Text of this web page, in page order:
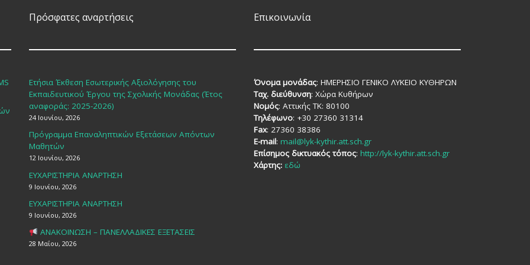
Εκπαίδευσης (ΠαιΤΔε) της
Καποδιστριακού
Πανεπιστημίου Αθηνών με
πυξίδα τις […]
Πρόσφατες αναρτήσεις
Ετήσια Έκθεση Εσωτερικής Αξιολόγησης του
Εκπαιδευτικού Έργου της Σχολικής Μονάδας (Έτος
αναφοράς: 2025-2026)
24 Ιουνίου, 2026
Πρόγραμμα Επαναληπτικών Εξετάσεων Απόντων
Μαθητών
12 Ιουνίου, 2026
ΕΥΧΑΡΙΣΤΗΡΙΑ ΑΝΑΡΤΗΣΗ
9 Ιουνίου, 2026
ΕΥΧΑΡΙΣΤΗΡΙΑ ΑΝΑΡΤΗΣΗ
9 Ιουνίου, 2026
ΑΝΑΚΟΙΝΩΣΗ – ΠΑΝΕΛΛΑΔΙΚΕΣ ΕΞΕΤΑΣΕΙΣ
28 Μαΐου, 2026
Επικοινωνία
Όνομα μονάδας: ΗΜΕΡΗΣΙΟ ΓΕΝΙΚΟ ΛΥΚΕΙΟ ΚΥΘΗΡΩΝ
Ταχ. διεύθυνση: Χώρα Κυθήρων
Νομός: Αττικής TK: 80100
Τηλέφωνο: +30 27360 31314
Fax: 27360 38386
E-mail: mail@lyk-kythir.att.sch.gr
Επίσημος δικτυακός τόπος: http://lyk-kythir.att.sch.gr
Χάρτης: εδώ